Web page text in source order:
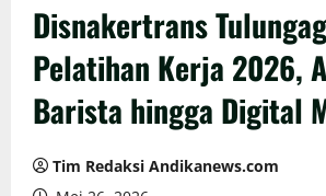
Disnakertrans
Pelatihan Kerja 2026,
Barista hingga Digital
Tim Redaksi Andikanews.com